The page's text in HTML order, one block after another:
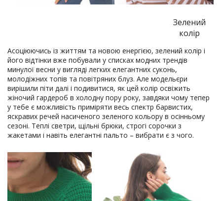
Зелений
колір
Асоціюючись із життям та новою енергією, зелений колір і
його відтінки вже побували у списках модних трендів
минулої весни у вигляді легких елегантних суконь,
молодіжних топів та повітряних блуз. Але модельєри
вирішили піти далі і подивитися, як цей колір освіжить
жіночий гардероб в холодну пору року, завдяки чому тепер
у тебе є можливість приміряти весь спектр барвистих,
яскравих речей насиченого зеленого кольору в осінньому
сезоні. Теплі светри, щільні брюки, строгі сорочки з
жакетами і навіть елегантні пальто – вибрати є з чого.